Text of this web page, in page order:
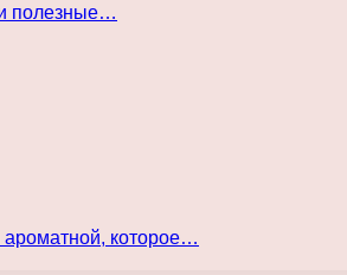
полезные…
ароматной, которое…